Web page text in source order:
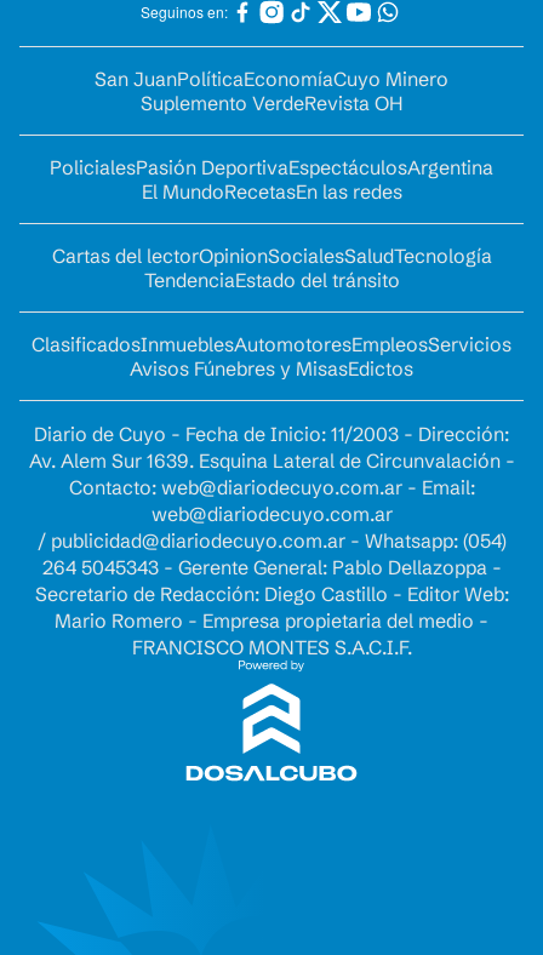
Seguinos en:
San JuanPolíticaEconomíaCuyo Minero
Suplemento VerdeRevista OH
PolicialesPasión DeportivaEspectáculosArgentina
El MundoRecetasEn las redes
Cartas del lectorOpinionSocialesSaludTecnología
TendenciaEstado del tránsito
ClasificadosInmueblesAutomotoresEmpleosServicios
Avisos Fúnebres y MisasEdictos
Diario de Cuyo - Fecha de Inicio: 11/2003 - Dirección:
Av. Alem Sur 1639. Esquina Lateral de Circunvalación -
Contacto: web@diariodecuyo.com.ar- Email:
web@diariodecuyo.com.ar
/ publicidad@diariodecuyo.com.ar- Whatsapp: (054)
264 5045343 - Gerente General: Pablo Dellazoppa -
Secretario de Redacción: Diego Castillo - Editor Web:
Mario Romero - Empresa propietaria del medio -
FRANCISCO MONTES S.A.C.I.F.